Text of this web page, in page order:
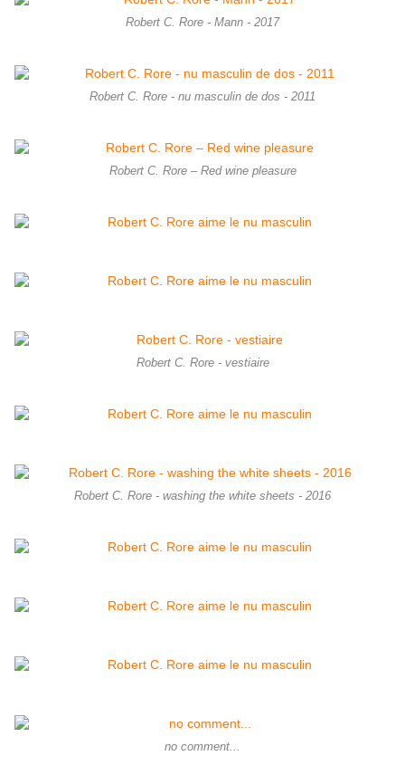
Robert C. Rore - Mann - 2017
Robert C. Rore - nu masculin de dos - 2011
Robert C. Rore – Red wine pleasure
Robert C. Rore - vestiaire
Robert C. Rore - washing the white sheets - 2016
no comment...